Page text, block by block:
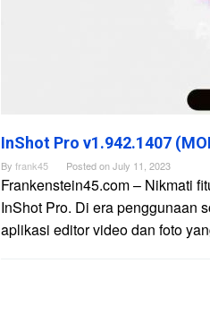
InShot Pro v1.942.1407
By frank45 Posted onJuly 11, 2023
Frankenstein45.com – Nikmati
InShot Pro. Di era penggunaan
aplikasi editor video dan foto